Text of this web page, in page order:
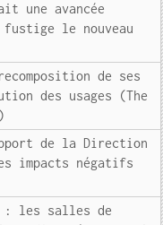
une avancée
le nouveau
de ses
des usages (The
de la Direction
impacts négatifs
: les salles de